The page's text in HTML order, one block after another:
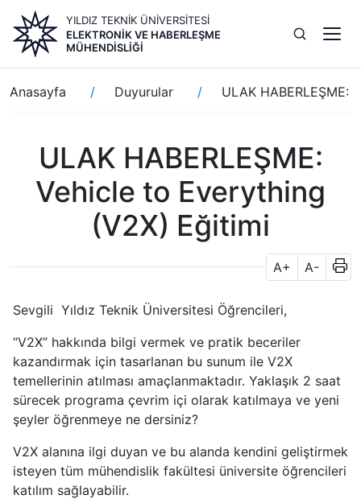
içeriğe
atla
YILDIZ TEKNİK ÜNİVERSİTESİ
ELEKTRONIK VE HABERLEŞME
MÜHENDISLIĞI
Sayfa
yolu
Anasayfa Duyurular ULAK
ULAK HABERLEŞME:
Vehicle to Everything
(V2X) Eğitimi
A+ A-
Sevgili Yıldız Teknik Üniversitesi Öğrencileri,
“V2X” hakkında bilgi vermek ve pratik beceriler
kazandırmak için tasarlanan bu sunum ile V2X
temellerinin atılması amaçlanmaktadır. Yaklaşık 2 saat
sürecek programa çevrim içi olarak katılmaya ve yeni
şeyler öğrenmeye ne dersiniz?
V2X alanına ilgi duyan ve bu alanda kendini geliştirmek
isteyen tüm mühendislik fakültesi üniversite öğrencileri
katılım sağlayabilir.